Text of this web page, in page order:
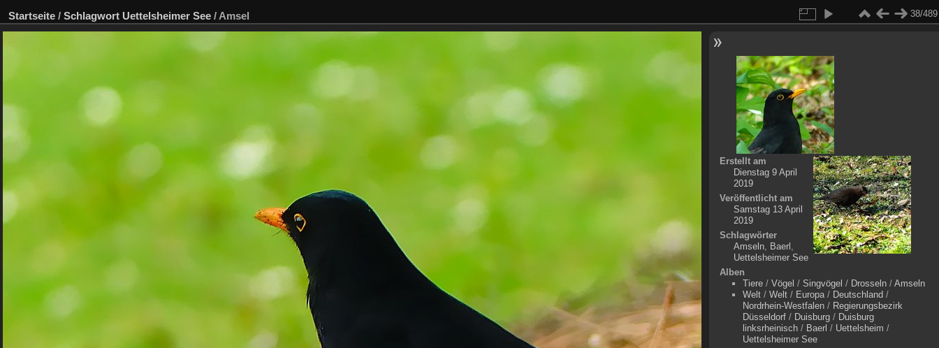
Startseite / Schlagwort Uettelsheimer See / Amsel 38/489
Erstellt am
Dienstag 9 April
2019
Veröffentlicht am
Samstag 13 April
2019
Schlagwörter
Amseln, Baerl ,
Uettelsheimer See
Alben
Tiere/ Vögel / Singvögel / Drosseln/ Amseln
Welt/ Welt/ Europa/ Deutschland /
Nordrhein-Westfalen/ Regierungsbezirk
Düsseldorf/ Duisburg/ Duisburg
linksrheinisch/ Baerl / Uettelsheim /
Uettelsheimer See